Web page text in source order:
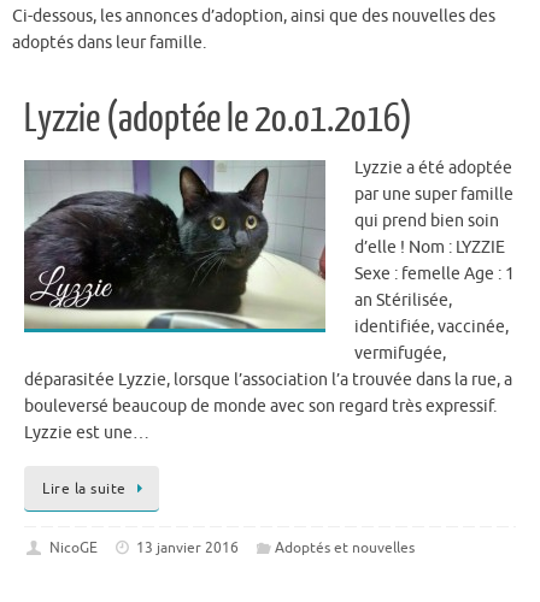
Ci-dessous, les annonces d’adoption, ainsi que des nouvelles des
adoptés dans leur famille.
Lyzzie (adoptée le 2o.o1.2o16)
Lyzzie a été adoptée
par une super famille
qui prend bien soin
d’elle ! Nom : LYZZIE
Sexe : femelle Age : 1
an Stérilisée,
identifiée, vaccinée,
vermifugée,
déparasitée Lyzzie, lorsque l’association l’a trouvée dans la rue, a
bouleversé beaucoup de monde avec son regard très expressif.
Lyzzie est une…
Lire la suite
NicoGE 13 janvier 2016 Adoptés et nouvelles